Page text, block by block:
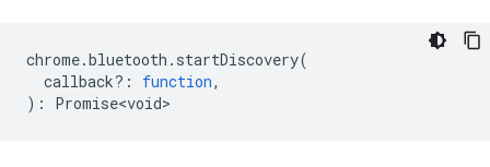
chrome.bluetooth . startDiscovery(
callback? : function,
) : Promise<void>